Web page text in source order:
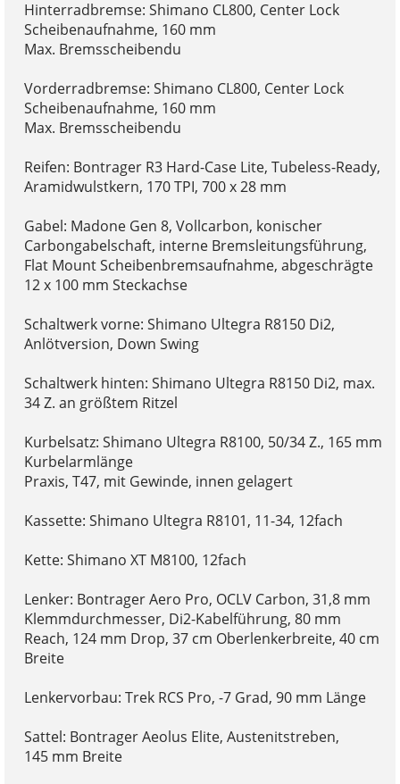
Hinterradbremse: Shimano CL800, Center Lock
Scheibenaufnahme, 160 mm
Max. Bremsscheibendu
Vorderradbremse: Shimano CL800, Center Lock
Scheibenaufnahme, 160 mm
Max. Bremsscheibendu
Reifen: Bontrager R3 Hard-Case Lite, Tubeless-Ready,
Aramidwulstkern, 170 TPI, 700 x 28 mm
Gabel: Madone Gen 8, Vollcarbon, konischer
Carbongabelschaft, interne Bremsleitungsführung,
Flat Mount Scheibenbremsaufnahme, abgeschrägte
12 x 100 mm Steckachse
Schaltwerk vorne: Shimano Ultegra R8150 Di2,
Anlötversion, Down Swing
Schaltwerk hinten: Shimano Ultegra R8150 Di2, max.
34 Z. an größtem Ritzel
Kurbelsatz: Shimano Ultegra R8100, 50/34 Z., 165 mm
Kurbelarmlänge
Praxis, T47, mit Gewinde, innen gelagert
Kassette: Shimano Ultegra R8101, 11-34, 12fach
Kette: Shimano XT M8100, 12fach
Lenker: Bontrager Aero Pro, OCLV Carbon, 31,8 mm
Klemmdurchmesser, Di2-Kabelführung, 80 mm
Reach, 124 mm Drop, 37 cm Oberlenkerbreite, 40 cm
Breite
Lenkervorbau: Trek RCS Pro, -7 Grad, 90 mm Länge
Sattel: Bontrager Aeolus Elite, Austenitstreben,
145 mm Breite